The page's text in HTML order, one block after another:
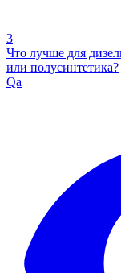
3
Что лучше для
или полусинтетика?
Qa